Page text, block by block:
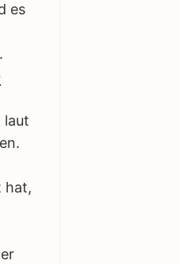
es
laut
hat,